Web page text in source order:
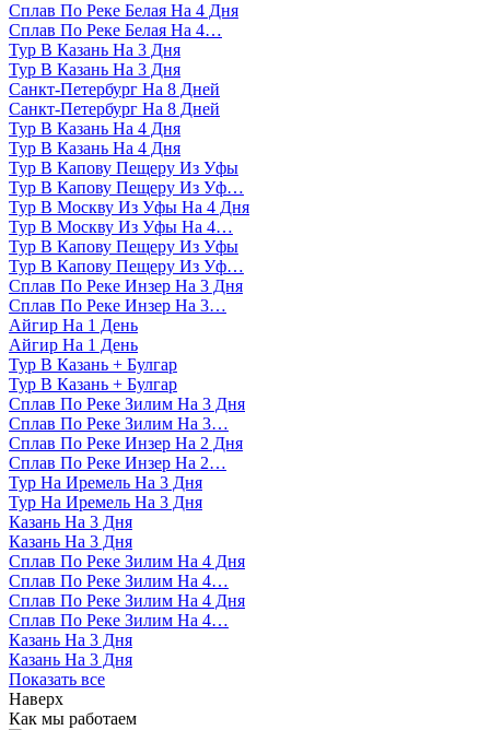
Сплав По Реке Белая На 4 Дня
Сплав По Реке Белая На 4…
Тур В Казань На 3 Дня
Тур В Казань На 3 Дня
Санкт-Петербург На 8 Дней
Санкт-Петербург На 8 Дней
Тур В Казань На 4 Дня
Тур В Казань На 4 Дня
Тур В Капову Пещеру Из Уфы
Тур В Капову Пещеру Из Уф…
Тур В Москву Из Уфы На 4 Дня
Тур В Москву Из Уфы На 4…
Тур В Капову Пещеру Из Уфы
Тур В Капову Пещеру Из Уф…
Сплав По Реке Инзер На 3 Дня
Сплав По Реке Инзер На 3…
Айгир На 1 День
Айгир На 1 День
Тур В Казань + Булгар
Тур В Казань + Булгар
Сплав По Реке Зилим На 3 Дня
Сплав По Реке Зилим На 3…
Сплав По Реке Инзер На 2 Дня
Сплав По Реке Инзер На 2…
Тур На Иремель На 3 Дня
Тур На Иремель На 3 Дня
Казань На 3 Дня
Казань На 3 Дня
Сплав По Реке Зилим На 4 Дня
Сплав По Реке Зилим На 4…
Сплав По Реке Зилим На 4 Дня
Сплав По Реке Зилим На 4…
Казань На 3 Дня
Казань На 3 Дня
Показать все
Наверх
Как мы работаем